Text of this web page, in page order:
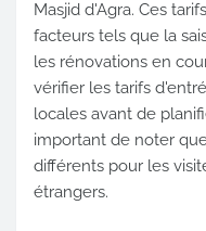
Masjid d'Agra. Ces
facteurs tels que la
les rénovations en
vérifier les tarifs
locales avant de
important de noter
différents pour les
étrangers.